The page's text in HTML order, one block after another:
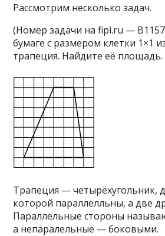
Рассмотрим несколько задач.
(Номер задачи на fipi.ru —
бумаге с размером клетки 1×1
трапеция. Найдите её площадь.
Трапеция — четырёхугольник,
которой параллелльны, а две
Параллельные стороны
а непаралельные — боковыми.